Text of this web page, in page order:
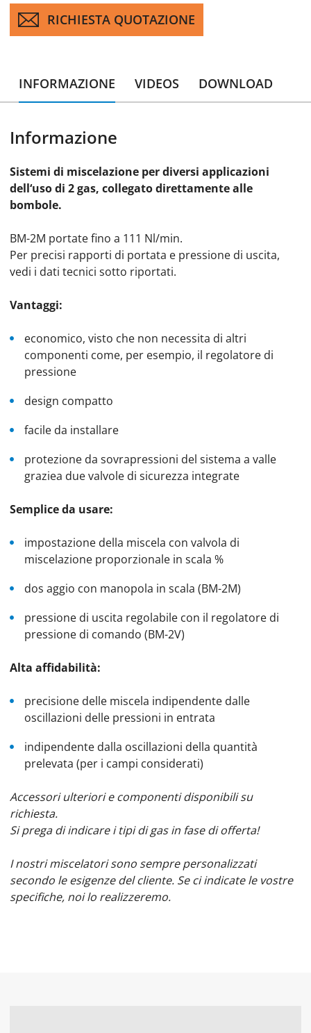
RICHIESTA QUOTAZIONE
INFORMAZIONE VIDEOS DOWNLOAD
Informazione
Sistemi di miscelazione per diversi applicazioni
dell‘uso di 2 gas, collegato direttamente alle
bombole.
BM-2M portate fino a 111 Nl/min.
Per precisi rapporti di portata e pressione di uscita,
vedi i dati tecnici sotto riportati.
Vantaggi:
economico, visto che non necessita di altri
componenti come, per esempio, il regolatore di
pressione
design compatto
facile da installare
protezione da sovrapressioni del sistema a valle
graziea due valvole di sicurezza integrate
Semplice da usare:
impostazione della miscela con valvola di
miscelazione proporzionale in scala %
dos aggio con manopola in scala (BM-2M)
pressione di uscita regolabile con il regolatore di
pressione di comando (BM-2V)
Alta affidabilità:
precisione delle miscela indipendente dalle
oscillazioni delle pressioni in entrata
indipendente dalla oscillazioni della quantità
prelevata (per i campi considerati)
Accessori ulteriori e componenti disponibili su
richiesta.
Si prega di indicare i tipi di gas in fase di offerta!
I nostri miscelatori sono sempre personalizzati
secondo le esigenze del cliente. Se ci indicate le vostre
specifiche, noi lo realizzeremo.